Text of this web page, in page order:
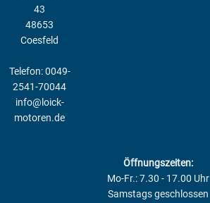
43
48653
Coesfeld
Telefon: 0049-
2541-70044
info@loick-
motoren.de
Öffnungszeiten:
Mo-Fr.: 7.30 - 17.00 Uhr
Samstags geschlossen